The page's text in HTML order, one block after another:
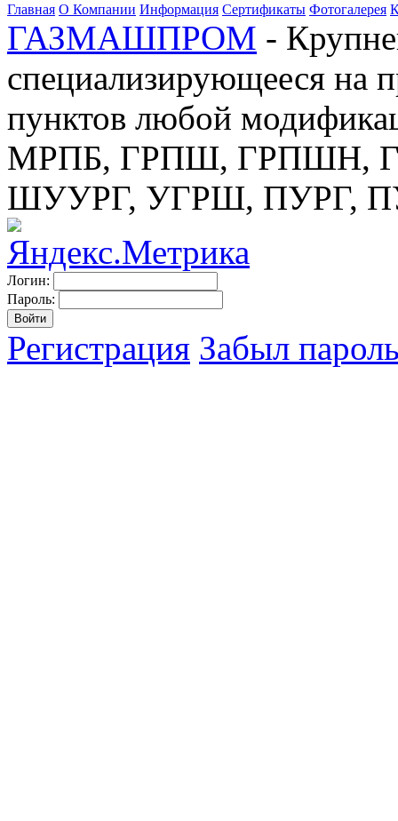
Главная О Компании Информация Сертификаты Фотогалерея
ГАЗМАШПРОМ -
специализирующееся на
пунктов любой
МРПБ, ГРПШ, ГРПШН,
ШУУРГ, УГРШ, ПУРГ,
Логин:
Пароль:
Регистрация Забыл